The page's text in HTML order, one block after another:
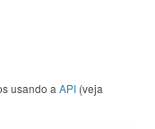
usando a API (veja